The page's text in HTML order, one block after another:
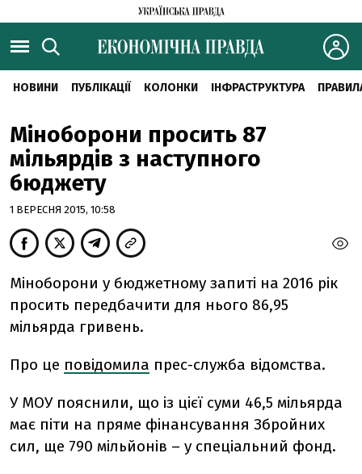
НОВИНИ ПУБЛІКАЦІЇ КОЛОНКИ ІНФРАСТРУКТУРА
Міноборони просить 87
мільярдів з наступного
бюджету
1 ВЕРЕСНЯ 2015, 10:58
Міноборони у бюджетному запиті на 2016 рік
просить передбачити для нього 86,95
мільярда гривень.
Про це повідомила прес-служба відомства.
У МОУ пояснили, що із цієї суми 46,5 мільярда
має піти на пряме фінансування Збройних
сил, ще 790 мільйонів – у спеціальний фонд.